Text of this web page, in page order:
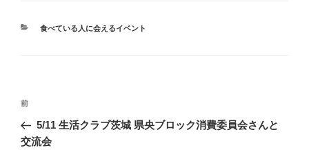
カ
食べている人に会えるイベント
投
ナ
前
の
投
前
5/11 生活クラブ茨城 県央ブロック消費委員会さんと
交流会